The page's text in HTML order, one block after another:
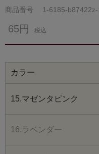
商品番号 1-6185-
65円 税込
カラー
15.マゼンタピンク
16.ラベンダー